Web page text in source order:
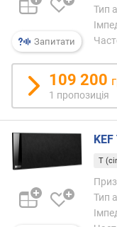
к
л
ь
і
ь
а
м
Запитати
Тип
109 200
1 пропозиція
T
Тип